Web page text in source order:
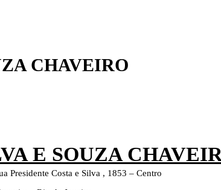
CHAVEIRO
E SOUZA
Presidente Costa e Silva , 1853 – Centro